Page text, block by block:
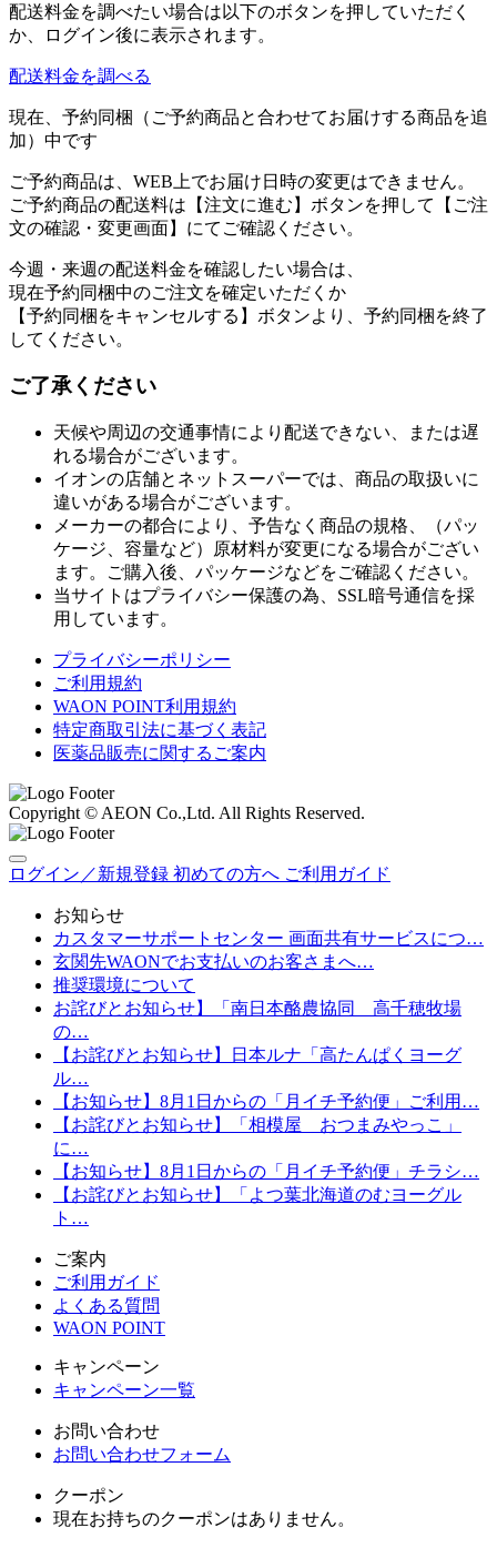
配送料金を調べたい場合は以下のボタンを押していただく
か、ログイン後に表示されます。
配送料金を調べる
現在、予約同梱（ご予約商品と合わせてお届けする商品を追
加）中です
ご予約商品は、WEB上でお届け日時の変更はできません。
ご予約商品の配送料は【注文に進む】ボタンを押して【ご注
文の確認・変更画面】にてご確認ください。
今週・来週の配送料金を確認したい場合は、
現在予約同梱中のご注文を確定いただくか
【予約同梱をキャンセルする】ボタンより、予約同梱を終了
してください。
ご了承ください
天候や周辺の交通事情により配送できない、または遅
れる場合がございます。
イオンの店舗とネットスーパーでは、商品の取扱いに
違いがある場合がございます。
メーカーの都合により、予告なく商品の規格、（パッ
ケージ、容量など）原材料が変更になる場合がござい
ます。ご購入後、パッケージなどをご確認ください。
当サイトはプライバシー保護の為、SSL暗号通信を採
用しています。
プライバシーポリシー
ご利用規約
WAON POINT利用規約
特定商取引法に基づく表記
医薬品販売に関するご案内
Copyright © AEON Co.,Ltd. All Rights Reserved.
ログイン／新規登録 初めての方へ ご利用ガイド
お知らせ
カスタマーサポートセンター 画面共有サービスにつ…
玄関先WAONでお支払いのお客さまへ…
推奨環境について
お詫びとお知らせ】「南日本酪農協同 高千穂牧場
の…
【お詫びとお知らせ】日本ルナ「高たんぱくヨーグ
ル…
【お知らせ】8月1日からの「月イチ予約便」ご利用…
【お詫びとお知らせ】「相模屋 おつまみやっこ」
に…
【お知らせ】8月1日からの「月イチ予約便」チラシ…
【お詫びとお知らせ】「よつ葉北海道のむヨーグル
ト…
ご案内
ご利用ガイド
よくある質問
WAON POINT
キャンペーン
キャンペーン一覧
お問い合わせ
お問い合わせフォーム
クーポン
現在お持ちのクーポンはありません。